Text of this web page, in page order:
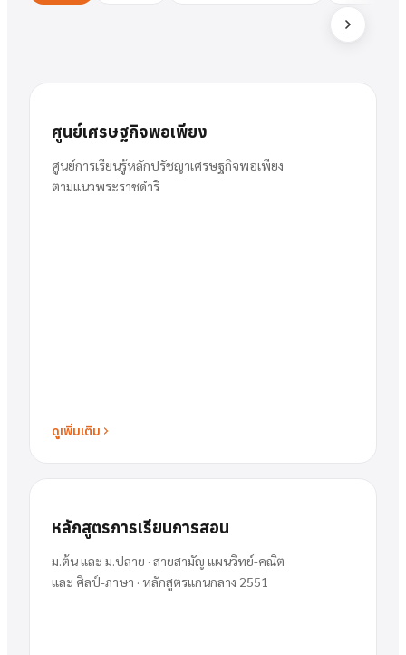
พวงเงิน
ผู้อำนวยการ
ศูนย์เศรษฐกิจพอเพียง
ศูนย์การเรียนรู้หลักปรัชญาเศรษฐกิจพอเพียง
ตามแนวพระราชดำริ
ดูเพิ่มเติม
หลักสูตรการเรียนการสอน
ม.ต้น และ ม.ปลาย · สายสามัญ แผนวิทย์-คณิต
และ ศิลป์-ภาษา · หลักสูตรแกนกลาง 2551